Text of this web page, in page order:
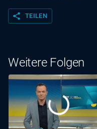
share TEILEN
Weitere Folgen